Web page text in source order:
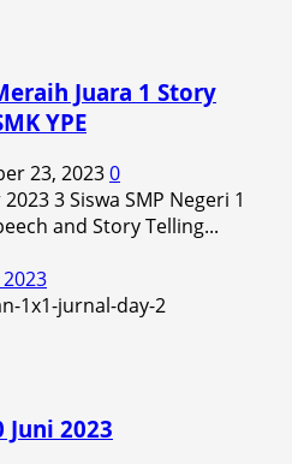
Juara 1 Story
YPE
23, 20230
3 Siswa SMP Negeri 1
and Story Telling...
2023
Juni 2023